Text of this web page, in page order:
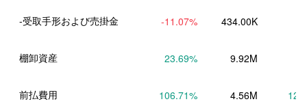
-受取手形および売掛金 -11.07% 434.00K
棚卸資産 23.69% 9.92M
前払費用 106.71% 4.56M